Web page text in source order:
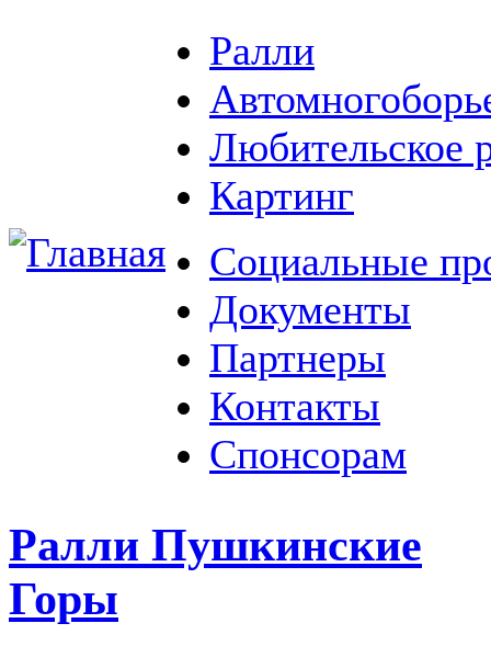
Ралли
Любительское
Картинг
Социальные
Документы
Партнеры
Контакты
Спонсорам
Ралли Пушкинские
Горы